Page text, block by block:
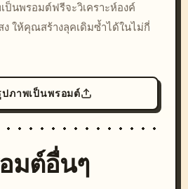
colors, 8k --v 6.0
ป็นพรอมต์ฟรีจะวิเคราะห์องค์
ให้คุณสร้างลุคเดิมซ้ำได้ในไม่กี่
ปภาพเป็นพรอมต์
มต์อื่นๆ